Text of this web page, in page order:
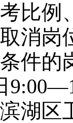
比例
消岗
件的
湖区